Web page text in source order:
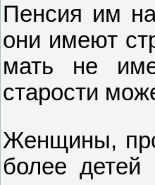
Пенсия им
они имеют
мать не
старости
Женщины,
более детей